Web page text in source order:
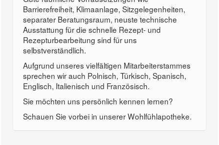
Barrierefreiheit, Klimaanlage, Sitzgelegenheiten,
separater Beratungsraum, neuste technische
Ausstattung für die schnelle Rezept- und
Rezepturbearbeitung sind für uns
selbstverständlich.
Aufgrund unseres vielfältigen Mitarbeiterstammes
sprechen wir auch Polnisch, Türkisch, Spanisch,
Englisch, Italienisch und Französisch.
Sie möchten uns persönlich kennen lernen?
Schauen Sie vorbei in unserer Wohlfühlapotheke.